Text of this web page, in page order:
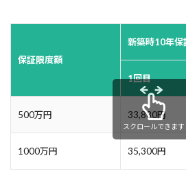
保証限度額
新築時10年保
1回目
500万円 33,830円
1000万円 35,300円
スクロールできます